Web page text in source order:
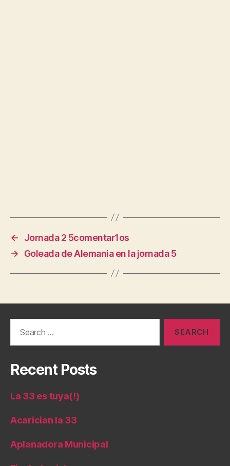
←
Jornada 2 5comentar1os
→
Goleada de Alemania en la jornada 5
Recent Posts
La 33 es tuya(!)
Acarician la 33
Aplanadora Municipal